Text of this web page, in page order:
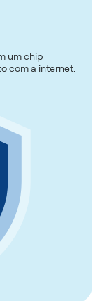
um chip
com a internet.